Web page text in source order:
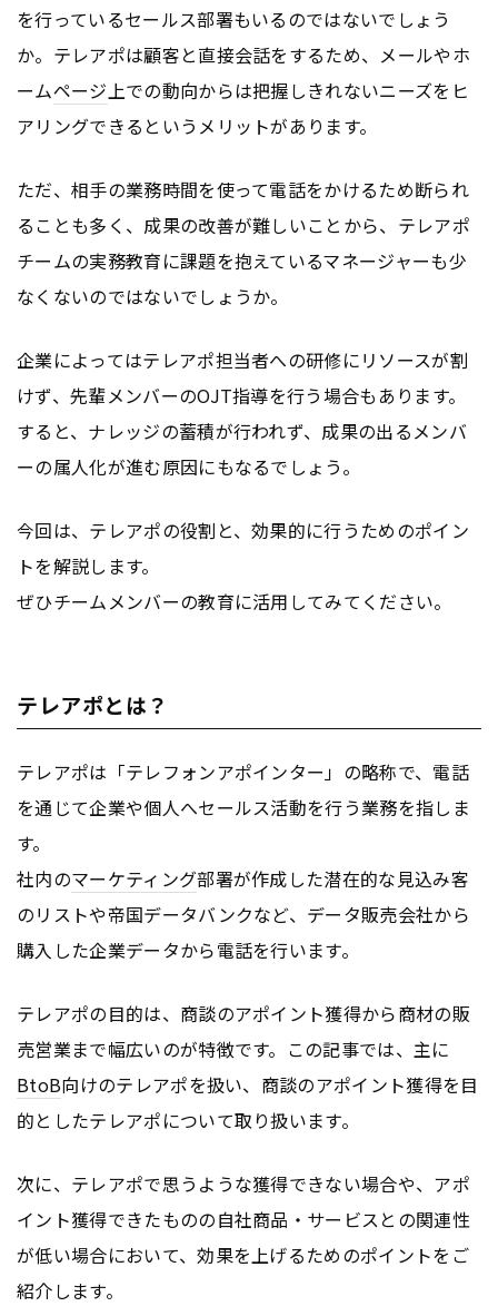
を行っているセールス部署もいるのではないでしょう
か。テレアポは顧客と直接会話をするため、メールやホ
ームページ上での動向からは把握しきれないニーズをヒ
アリングできるというメリットがあります。
ただ、相手の業務時間を使って電話をかけるため断られ
ることも多く、成果の改善が難しいことから、テレアポ
チームの実務教育に課題を抱えているマネージャーも少
なくないのではないでしょうか。
企業によってはテレアポ担当者への研修にリソースが割
けず、先輩メンバーのOJT指導を行う場合もあります。
すると、ナレッジの蓄積が行われず、成果の出るメンバ
ーの属人化が進む原因にもなるでしょう。
今回は、テレアポの役割と、効果的に行うためのポイン
トを解説します。
ぜひチームメンバーの教育に活用してみてください。
テレアポとは？
テレアポは「テレフォンアポインター」の略称で、電話
を通じて企業や個人へセールス活動を行う業務を指しま
す。
社内のマーケティング部署が作成した潜在的な見込み客
のリストや帝国データバンクなど、データ販売会社から
購入した企業データから電話を行います。
テレアポの目的は、商談のアポイント獲得から商材の販
売営業まで幅広いのが特徴です。この記事では、主に
BtoB向けのテレアポを扱い、商談のアポイント獲得を目
的としたテレアポについて取り扱います。
次に、テレアポで思うような獲得できない場合や、アポ
イント獲得できたものの自社商品・サービスとの関連性
が低い場合において、効果を上げるためのポイントをご
紹介します。